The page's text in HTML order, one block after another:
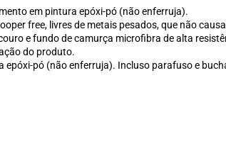
em pintura epóxi-pó (não enferruja).
free, livres de metais pesados, que não
e fundo de camurça microfibra de alta
do produto.
pó (não enferruja). Incluso parafuso e